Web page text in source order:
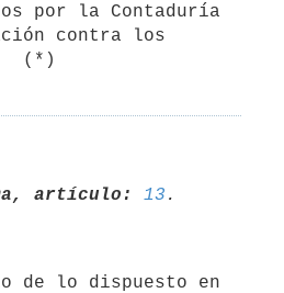
por la Contaduría
contra los
artículo: 13